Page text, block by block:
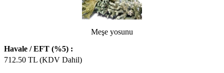
Meşe yosunu
Havale / EFT (%5) :
712.50 TL (KDV Dahil)